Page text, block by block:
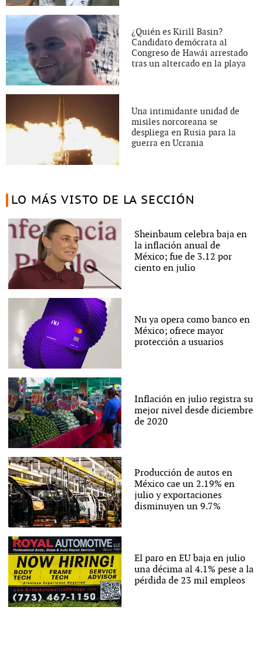
¿Quién es Kirill Basin?
Candidato demócrata al
Congreso de Hawái arrestado
tras un altercado en la playa
Una intimidante unidad de
misiles norcoreana se
despliega en Rusia para la
guerra en Ucrania
LO MÁS VISTO DE LA SECCIÓN
Sheinbaum celebra baja en
la inflación anual de
México; fue de 3.12 por
ciento en julio
Nu ya opera como banco en
México; ofrece mayor
protección a usuarios
Inflación en julio registra su
mejor nivel desde diciembre
de 2020
Producción de autos en
México cae un 2.19% en
julio y exportaciones
disminuyen un 9.7%
El paro en EU baja en julio
una décima al 4.1% pese a la
pérdida de 23 mil empleos